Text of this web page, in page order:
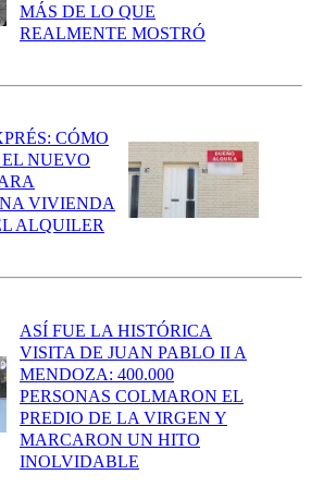
MÁS DE LO QUE
REALMENTE MOSTRÓ
CÓMO
NUEVO
VIVIENDA
ALQUILER
ASÍ FUE LA HISTÓRICA
VISITA DE JUAN PABLO II A
MENDOZA: 400.000
PERSONAS COLMARON EL
PREDIO DE LA VIRGEN Y
MARCARON UN HITO
INOLVIDABLE